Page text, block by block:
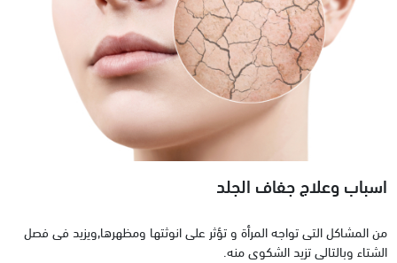
اسباب وعلاج جفاف الجلد
من المشاكل التى تواجه المرأة و تؤثر على انوثتها ومظهرها,ويزيد فى فصل
الشتاء وبالتالى تزيد الشكوى منه.